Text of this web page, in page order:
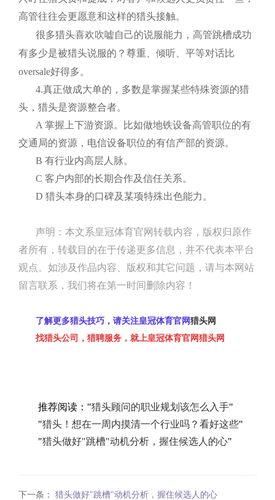
高管往往会更愿意和这样的猎头接触。
很多猎头喜欢吹嘘自己的说服能力，高管跳槽成功
有多少是被猎头说服的？尊重、倾听、平等对话比
oversale好得多。
4.真正做成大单的，多数是掌握某些特殊资源的猎
头，猎头是资源整合者。
A 掌握上下游资源。比如做地铁设备高管职位的有
交通局的资源，电信设备职位的有信产部的资源。
B 有行业内高层人脉。
C 客户内部的长期合作及信任关系。
D 猎头本身的口碑及某项特殊出色能力。
声明：本文系皇冠体育官网转载内容，版权归原作
者所有，转载目的在于传递更多信息，并不代表本平台
观点。如涉及作品内容、版权和其它问题，请与本网站
留言联系，我们将在第一时间删除内容！
了解更多猎头技巧，请关注皇冠体育官网猎头网
找猎头公司，猎聘服务，就上皇冠体育官网猎头网
推荐阅读："猎头顾问的职业规划该怎么入手"
"猎头！想在一周内摸清一个行业吗？看好这些"
"猎头做好"跳槽"动机分析，握住候选人的心"
下一条： 猎头做好"跳槽"动机分析，握住候选人的心